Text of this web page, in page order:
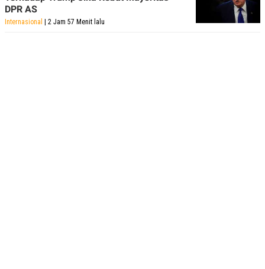
DPR AS
Internasional | 2 Jam 57 Menit lalu